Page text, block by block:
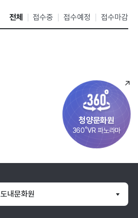
전체 접수중 접수예정 접수마감
청양문화원
360˚VR 파노라마
도내문화원